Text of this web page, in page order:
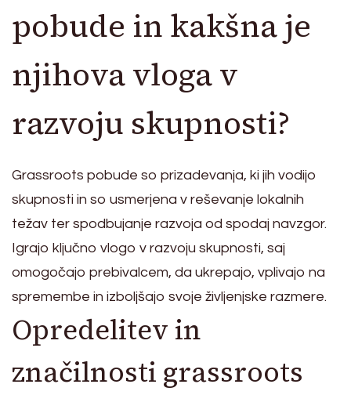
pobude in kakšna je
njihova vloga v
razvoju skupnosti?
Grassroots pobude so prizadevanja, ki jih vodijo
skupnosti in so usmerjena v reševanje lokalnih
težav ter spodbujanje razvoja od spodaj navzgor.
Igrajo ključno vlogo v razvoju skupnosti, saj
omogočajo prebivalcem, da ukrepajo, vplivajo na
spremembe in izboljšajo svoje življenjske razmere.
Opredelitev in
značilnosti grassroots